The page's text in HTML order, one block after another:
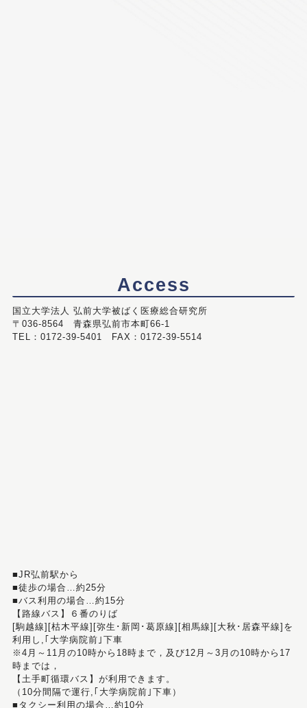
Access
国立大学法人 弘前大学被ばく医療総合研究所
〒036-8564 青森県弘前市本町66-1
TEL：0172-39-5401 FAX：0172-39-5514
■JR弘前駅から
■徒歩の場合…約25分
■バス利用の場合…約15分
【路線バス】６番のりば
[駒越線][枯木平線][弥生･新岡･葛原線][相馬線][大秋･居森平線]を
利用し,｢大学病院前｣下車
※4月～11月の10時から18時まで，及び12月～3月の10時から17
時までは，
【土手町循環バス】が利用できます。
（10分間隔で運行,｢大学病院前｣下車）
■タクシー利用の場合…約10分